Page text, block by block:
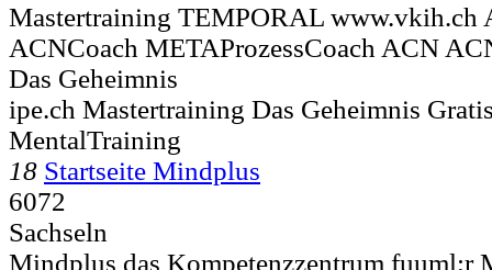
Mastertraining TEMPORAL www.vkih.ch
ACNCoach METAProzessCoach ACN
Das Geheimnis
ipe.ch Mastertraining Das Geheimnis
MentalTraining
18 Startseite Mindplus
6072
Sachseln
Mindplus das Kompetenzzentrum fuuml;r